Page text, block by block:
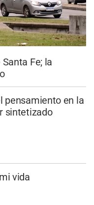
Fe; la
pensamiento en la
sintetizado
vida